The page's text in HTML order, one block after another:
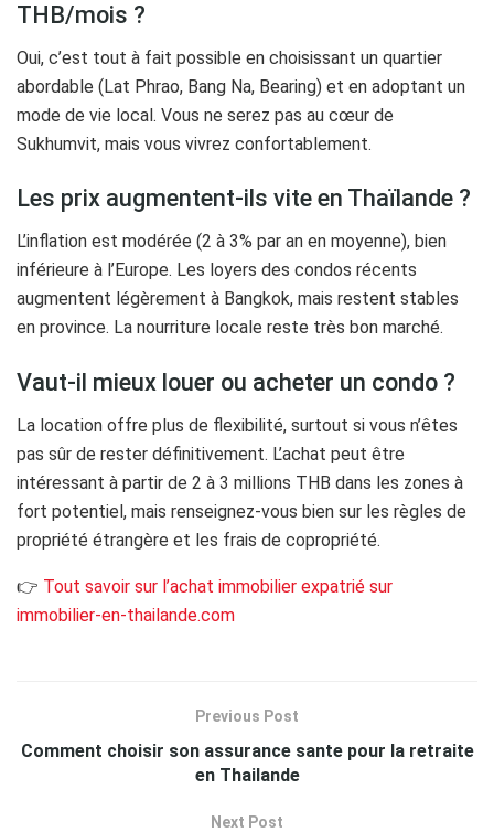
THB/mois ?
Oui, c’est tout à fait possible en choisissant un quartier
abordable (Lat Phrao, Bang Na, Bearing) et en adoptant un
mode de vie local. Vous ne serez pas au cœur de
Sukhumvit, mais vous vivrez confortablement.
Les prix augmentent-ils vite en Thaïlande ?
L’inflation est modérée (2 à 3% par an en moyenne), bien
inférieure à l’Europe. Les loyers des condos récents
augmentent légèrement à Bangkok, mais restent stables
en province. La nourriture locale reste très bon marché.
Vaut-il mieux louer ou acheter un condo ?
La location offre plus de flexibilité, surtout si vous n’êtes
pas sûr de rester définitivement. L’achat peut être
intéressant à partir de 2 à 3 millions THB dans les zones à
fort potentiel, mais renseignez-vous bien sur les règles de
propriété étrangère et les frais de copropriété.
👉 Tout savoir sur l’achat immobilier expatrié sur
immobilier-en-thailande.com
Previous Post
Comment choisir son assurance sante pour la retraite
en Thailande
Next Post